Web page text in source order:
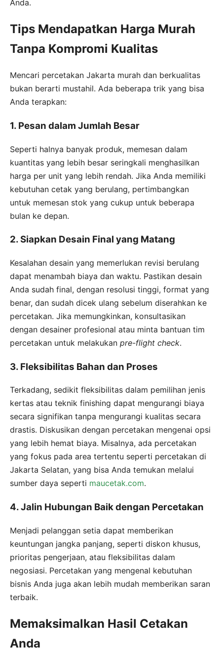
Anda.
Tips Mendapatkan Harga Murah
Tanpa Kompromi Kualitas
Mencari percetakan Jakarta murah dan berkualitas
bukan berarti mustahil. Ada beberapa trik yang bisa
Anda terapkan:
1. Pesan dalam Jumlah Besar
Seperti halnya banyak produk, memesan dalam
kuantitas yang lebih besar seringkali menghasilkan
harga per unit yang lebih rendah. Jika Anda memiliki
kebutuhan cetak yang berulang, pertimbangkan
untuk memesan stok yang cukup untuk beberapa
bulan ke depan.
2. Siapkan Desain Final yang Matang
Kesalahan desain yang memerlukan revisi berulang
dapat menambah biaya dan waktu. Pastikan desain
Anda sudah final, dengan resolusi tinggi, format yang
benar, dan sudah dicek ulang sebelum diserahkan ke
percetakan. Jika memungkinkan, konsultasikan
dengan desainer profesional atau minta bantuan tim
percetakan untuk melakukan pre-flight check.
3. Fleksibilitas Bahan dan Proses
Terkadang, sedikit fleksibilitas dalam pemilihan jenis
kertas atau teknik finishing dapat mengurangi biaya
secara signifikan tanpa mengurangi kualitas secara
drastis. Diskusikan dengan percetakan mengenai opsi
yang lebih hemat biaya. Misalnya, ada percetakan
yang fokus pada area tertentu seperti percetakan di
Jakarta Selatan, yang bisa Anda temukan melalui
sumber daya seperti maucetak.com.
4. Jalin Hubungan Baik dengan Percetakan
Menjadi pelanggan setia dapat memberikan
keuntungan jangka panjang, seperti diskon khusus,
prioritas pengerjaan, atau fleksibilitas dalam
negosiasi. Percetakan yang mengenal kebutuhan
bisnis Anda juga akan lebih mudah memberikan saran
terbaik.
Memaksimalkan Hasil Cetakan
Anda